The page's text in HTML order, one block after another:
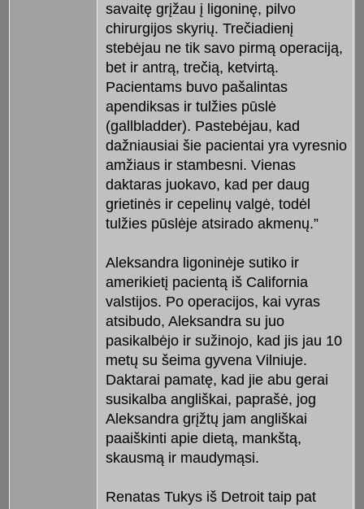
savaitę grįžau į ligoninę, pilvo
chirurgijos skyrių. Trečiadienį
stebėjau ne tik savo pirmą operaciją,
bet ir antrą, trečią, ketvirtą.
Pacientams buvo pašalintas
apendiksas ir tulžies pūslė
(gallbladder). Pastebėjau, kad
dažniausiai šie pacientai yra vyresnio
amžiaus ir stambesni. Vienas
daktaras juokavo, kad per daug
grietinės ir cepelinų valgė, todėl
tulžies pūslėje atsirado akmenų.”
Aleksandra ligoninėje sutiko ir
amerikietį pacientą iš California
valstijos. Po operacijos, kai vyras
atsibudo, Aleksandra su juo
pasikalbėjo ir sužinojo, kad jis jau 10
metų su šeima gyvena Vilniuje.
Daktarai pamatę, kad jie abu gerai
susikalba angliškai, paprašė, jog
Aleksandra grįžtų jam angliškai
paaiškinti apie dietą, mankštą,
skausmą ir maudymąsi.
Renatas Tukys iš Detroit taip pat